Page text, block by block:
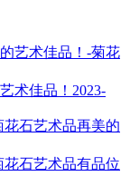
术佳品！ 2023-
再美的
有品位